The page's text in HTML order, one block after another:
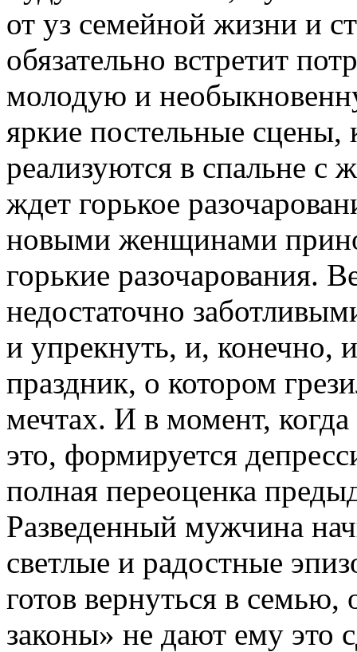
от уз семейной жизни и
обязательно встретит
молодую и
яркие постельные сцены,
реализуются в спальне
ждет горькое
новыми женщинами
горькие разочарования.
недостаточно
и упрекнуть, и, конечно,
праздник, о котором
мечтах. И в момент,
это, формируется
полная переоценка
Разведенный мужчина
светлые и радостные
готов вернуться в
законы» не дают ему это